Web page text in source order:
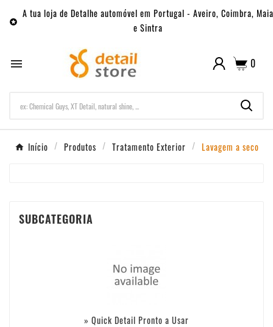

A tua loja de Detalhe automóvel em Portugal - Aveiro, Coimbra, Maia
e Sintra
 0
Início Produtos Tratamento Exterior Lavagem a seco
SUBCATEGORIA
» Quick Detail Pronto a Usar